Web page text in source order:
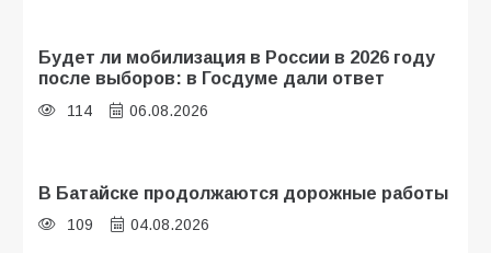
Будет ли мобилизация в России в 2026 году
после выборов: в Госдуме дали ответ
114 06.08.2026
В Батайске продолжаются дорожные работы
109 04.08.2026